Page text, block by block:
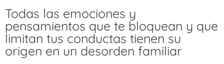
Todas las emociones y
pensamientos que te bloquean y que
limitan tus conductas tienen su
origen en un desorden familiar